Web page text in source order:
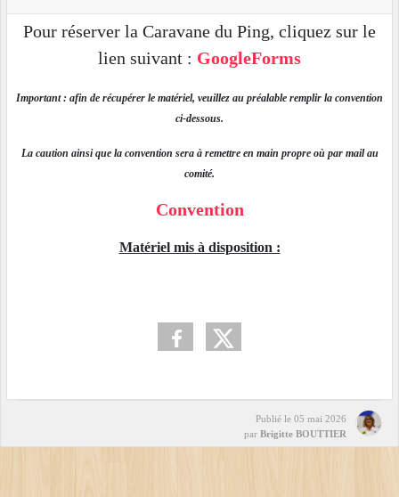
Pour réserver la Caravane du Ping, cliquez sur le
lien suivant : GoogleForms
Important : afin de récupérer le matériel, veuillez au préalable remplir la convention
ci-dessous.
La caution ainsi que la convention sera à remettre en main propre où par mail au
comité.
Convention
Matériel mis à disposition :
Publié le 05 mai 2026
par Brigitte BOUTTIER